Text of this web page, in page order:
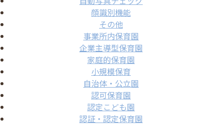
顔識別機能
その他
事業所内保育園
企業主導型保育園
家庭的保育園
小規模保育
自治体・公立園
認可保育園
認定こども園
認証・認定保育園